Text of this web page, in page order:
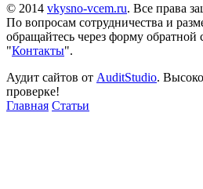
© 2014 vkysno-vcem.ru. Все права
По вопросам сотрудничества и
обращайтесь через форму обратной
"Контакты".
Аудит сайтов от AuditStudio.
проверке!
Главная Статьи